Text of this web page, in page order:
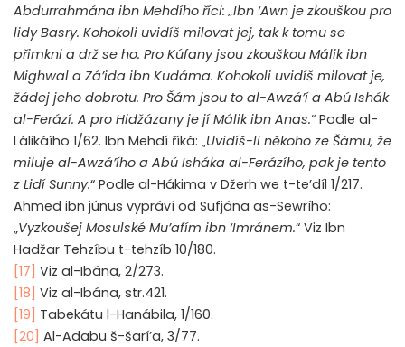
Abdurrahmána ibn Mehdího říci: „Ibn ‘Awn je zkouškou pro
lidy Basry. Kohokoli uvidíš milovat jej, tak k tomu se
přimkni a drž se ho. Pro Kúfany jsou zkouškou Málik ibn
Mighwal a Zá’ida ibn Kudáma. Kohokoli uvidíš milovat je,
žádej jeho dobrotu. Pro Šám jsou to al-Awzá’í a Abú Ishák
al-Ferází. A pro Hidžázany je jí Málik ibn Anas.“ Podle al-
Lálikáího 1/62. Ibn Mehdí říká: „Uvidíš-li někoho ze Šámu, že
miluje al-Awzá’ího a Abú Isháka al-Ferázího, pak je tento
z Lidí Sunny.“ Podle al-Hákima v Džerh we t-te’díl 1/217.
Ahmed ibn júnus vypráví od Sufjána as-Sewrího:
„Vyzkoušej Mosulské Mu’afím ibn ‘Imránem.“ Viz Ibn
Hadžar Tehzíbu t-tehzíb 10/180.
[17] Viz al-Ibána, 2/273.
[18] Viz al-Ibána, str.421.
[19] Tabekátu l-Hanábila, 1/160.
[20] Al-Adabu š-šarí’a, 3/77.